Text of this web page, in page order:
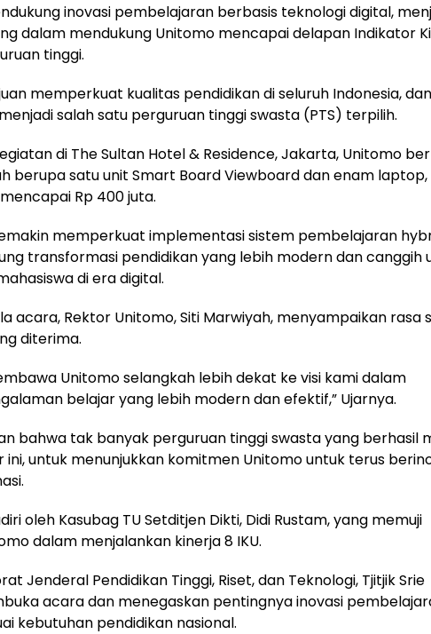
inovasi pembelajaran berbasis teknologi digital,
dalam mendukung Unitomo mencapai delapan Indikator
tinggi.
memperkuat kualitas pendidikan di seluruh Indonesia, dan
salah satu perguruan tinggi swasta (PTS) terpilih.
di The Sultan Hotel & Residence, Jakarta, Unitomo
berupa satu unit Smart Board Viewboard dan enam laptop,
Rp 400 juta.
memperkuat implementasi sistem pembelajaran
transformasi pendidikan yang lebih modern dan canggih
di era digital.
acara, Rektor Unitomo, Siti Marwiyah, menyampaikan rasa
diterima.
Unitomo selangkah lebih dekat ke visi kami dalam
belajar yang lebih modern dan efektif,” Ujarnya.
bahwa tak banyak perguruan tinggi swasta yang berhasil
ini, untuk menunjukkan komitmen Unitomo untuk terus
oleh Kasubag TU Setditjen Dikti, Didi Rustam, yang memuji
dalam menjalankan kinerja 8 IKU.
Jenderal Pendidikan Tinggi, Riset, dan Teknologi, Tjitjik Srie
acara dan menegaskan pentingnya inovasi
kebutuhan pendidikan nasional.